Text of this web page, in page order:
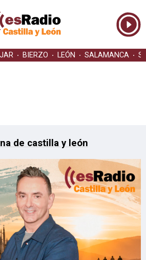
BIERZO LEÓN SALAMANCA
de castilla y león